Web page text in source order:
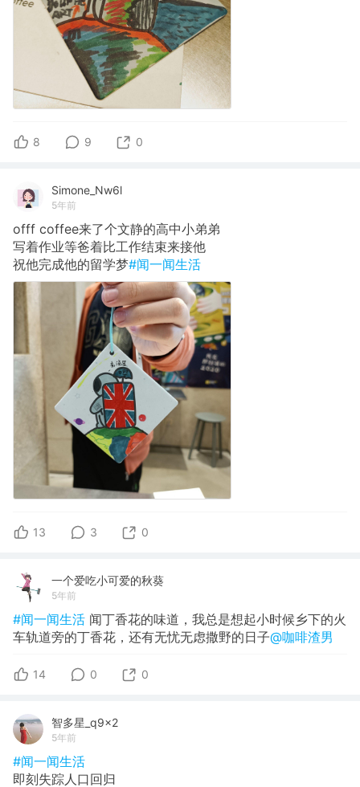
8 9 0
Simone_Nw6l
5年前
offf coffee来了个文静的高中小弟弟
写着作业等爸着比工作结束来接他
祝他完成他的留学梦#闻一闻生活
13 3 0
一个爱吃小可爱的秋葵
5年前
#闻一闻生活 闻丁香花的味道，我总是想起小时候乡下的火
车轨道旁的丁香花，还有无忧无虑撒野的日子@咖啡渣男
14 0 0
智多星_q9x2
5年前
#闻一闻生活
即刻失踪人口回归